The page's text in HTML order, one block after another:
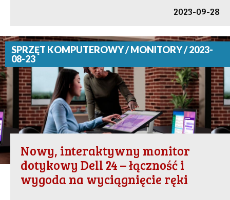
2023-09-28
SPRZĘT KOMPUTEROWY / MONITORY / 2023-
08-23
Nowy, interaktywny monitor
dotykowy Dell 24 – łączność i
wygoda na wyciągnięcie ręki